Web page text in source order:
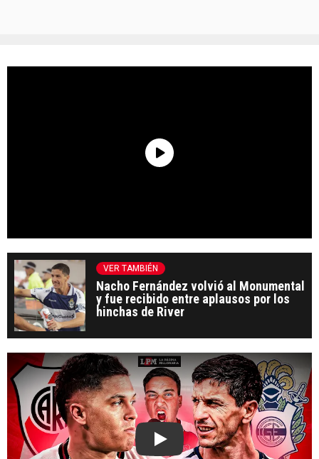
VER TAMBIÉN
Nacho Fernández volvió al Monumental
y fue recibido entre aplausos por los
hinchas de River
Play